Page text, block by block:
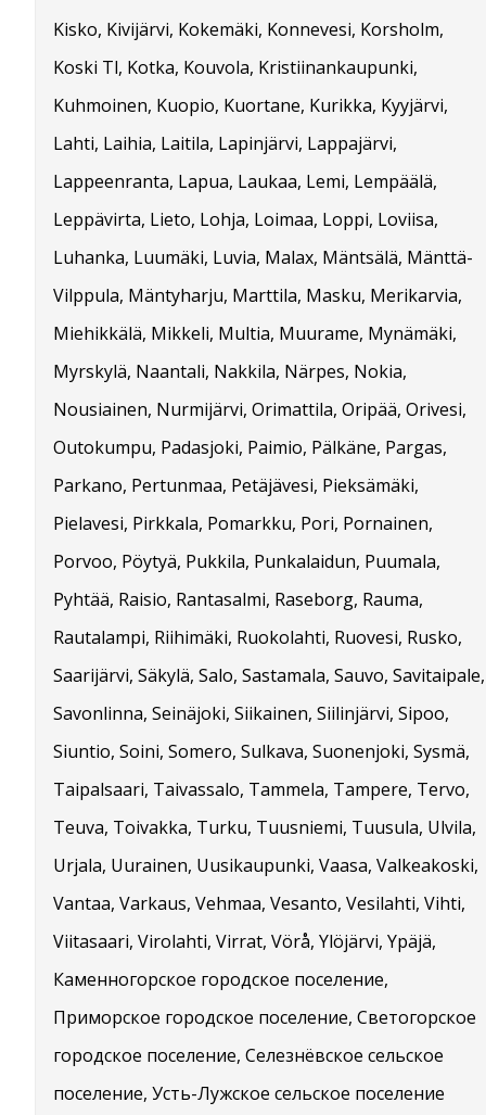
Kisko, Kivijärvi, Kokemäki, Konnevesi, Korsholm,
Koski Tl, Kotka, Kouvola, Kristiinankaupunki,
Kuhmoinen, Kuopio, Kuortane, Kurikka, Kyyjärvi,
Lahti, Laihia, Laitila, Lapinjärvi, Lappajärvi,
Lappeenranta, Lapua, Laukaa, Lemi, Lempäälä,
Leppävirta, Lieto, Lohja, Loimaa, Loppi, Loviisa,
Luhanka, Luumäki, Luvia, Malax, Mäntsälä, Mänttä-
Vilppula, Mäntyharju, Marttila, Masku, Merikarvia,
Miehikkälä, Mikkeli, Multia, Muurame, Mynämäki,
Myrskylä, Naantali, Nakkila, Närpes, Nokia,
Nousiainen, Nurmijärvi, Orimattila, Oripää, Orivesi,
Outokumpu, Padasjoki, Paimio, Pälkäne, Pargas,
Parkano, Pertunmaa, Petäjävesi, Pieksämäki,
Pielavesi, Pirkkala, Pomarkku, Pori, Pornainen,
Porvoo, Pöytyä, Pukkila, Punkalaidun, Puumala,
Pyhtää, Raisio, Rantasalmi, Raseborg, Rauma,
Rautalampi, Riihimäki, Ruokolahti, Ruovesi, Rusko,
Saarijärvi, Säkylä, Salo, Sastamala, Sauvo, Savitaipale,
Savonlinna, Seinäjoki, Siikainen, Siilinjärvi, Sipoo,
Siuntio, Soini, Somero, Sulkava, Suonenjoki, Sysmä,
Taipalsaari, Taivassalo, Tammela, Tampere, Tervo,
Teuva, Toivakka, Turku, Tuusniemi, Tuusula, Ulvila,
Urjala, Uurainen, Uusikaupunki, Vaasa, Valkeakoski,
Vantaa, Varkaus, Vehmaa, Vesanto, Vesilahti, Vihti,
Viitasaari, Virolahti, Virrat, Vörå, Ylöjärvi, Ypäjä,
Каменногорское городское поселение,
Приморское городское поселение, Светогорское
городское поселение, Селезнёвское сельское
поселение, Усть-Лужское сельское поселение